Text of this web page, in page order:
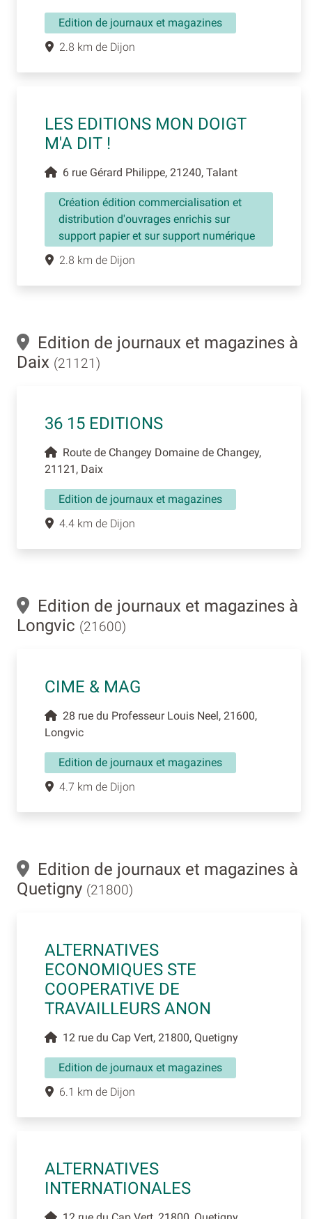
Edition de journaux et magazines
2.8 km de Dijon
LES EDITIONS MON DOIGT
M'A DIT !
6 rue Gérard Philippe, 21240, Talant
Création édition commercialisation et
distribution d'ouvrages enrichis sur
support papier et sur support numérique
2.8 km de Dijon
Edition de journaux et magazines à
Daix (21121)
36 15 EDITIONS
Route de Changey Domaine de Changey,
21121, Daix
Edition de journaux et magazines
4.4 km de Dijon
Edition de journaux et magazines à
Longvic (21600)
CIME & MAG
28 rue du Professeur Louis Neel, 21600,
Longvic
Edition de journaux et magazines
4.7 km de Dijon
Edition de journaux et magazines à
Quetigny (21800)
ALTERNATIVES
ECONOMIQUES STE
COOPERATIVE DE
TRAVAILLEURS ANON
12 rue du Cap Vert, 21800, Quetigny
Edition de journaux et magazines
6.1 km de Dijon
ALTERNATIVES
INTERNATIONALES